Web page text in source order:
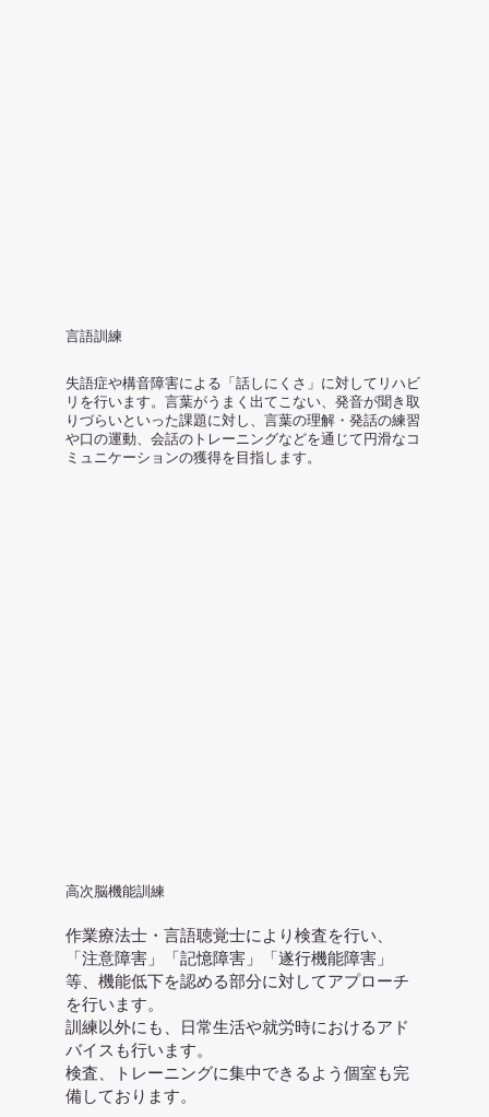
言語訓練
失語症や構音障害による「話しにくさ」に対してリハビ
リを行います。言葉がうまく出てこない、発音が聞き取
りづらいといった課題に対し、言葉の理解・発話の練習
や口の運動、会話のトレーニングなどを通じて円滑なコ
ミュニケーションの獲得を目指します。
高次脳機能訓練
作業療法士・言語聴覚士により検査を行い、
「注意障害」「記憶障害」「遂行機能障害」
等、機能低下を認める部分に対してアプローチ
を行います。
訓練以外にも、日常生活や就労時におけるアド
バイスも行います。
​検査、トレーニングに集中できるよう個室も完
備しております。